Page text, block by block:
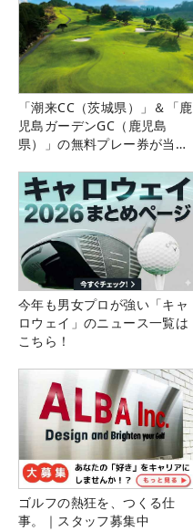
「潮来CC（茨城県）」＆「鹿
児島ガーデンGC（鹿児島
県）」の無料プレー券が当た
今年も男女プロが強い「キャ
ロウェイ」のニュース一覧は
こちら！
ゴルフの熱狂を、つくる仕
事。｜スタッフ募集中